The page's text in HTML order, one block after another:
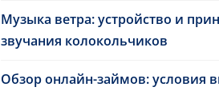
Музыка ветра: устройство и
звучания колокольчиков
Обзор онлайн-займов: условия